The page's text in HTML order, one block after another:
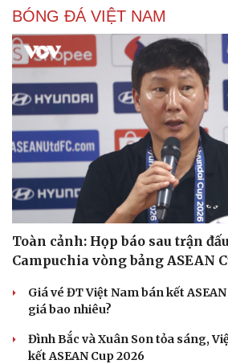
BÓNG ĐÁ VIỆT NAM
Toàn cảnh: Họp báo sau trận
Campuchia vòng bảng ASEAN
Giá vé ĐT Việt Nam bán kết
giá bao nhiêu?
Đình Bắc và Xuân Son tỏa sáng,
kết ASEAN Cup 2026